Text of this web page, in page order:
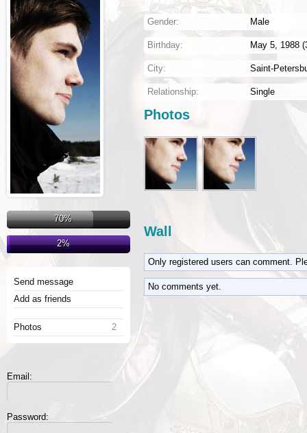
70%
2%
Send message
Add as friends
2
Photos
Email:
Password:
Gender: Male
Birthday: May 5, 1988
City: Saint-
Relationship: Single
Photos
Wall
Only registered users can comment.
No comments yet.